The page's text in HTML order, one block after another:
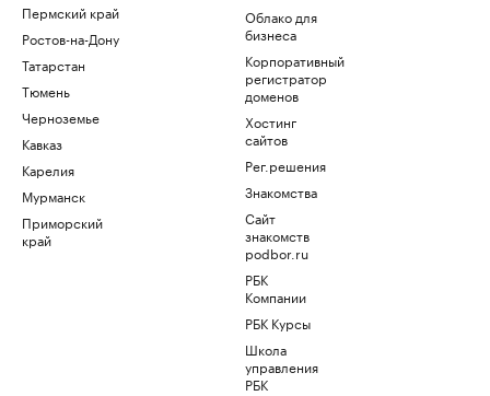
Пермский край
Ростов-на-Дону
Татарстан
Тюмень
Черноземье
Кавказ
Карелия
Мурманск
Приморский
край
Облако для
бизнеса
Корпоративный
регистратор
доменов
Хостинг
сайтов
Рег.решения
Знакомства
Сайт
знакомств
podbor.ru
РБК
Компании
РБК Курсы
Школа
управления
РБК